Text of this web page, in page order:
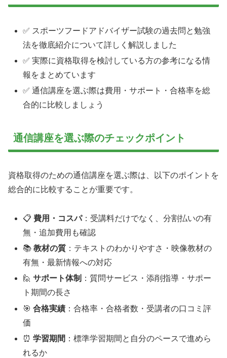
✅ スポーツフードアドバイザー試験の過去問と勉強
法を徹底紹介について詳しく解説しました
✅ 実際に資格取得を検討している方の参考になる情
報をまとめています
✅ 通信講座を選ぶ際は費用・サポート・合格率を総
合的に比較しましょう
通信講座を選ぶ際のチェックポイント
資格取得のための通信講座を選ぶ際は、以下のポイントを
総合的に比較することが重要です。
📋費用・コスパ：受講料だけでなく、分割払いの有
無・追加費用も確認
📚教材の質 ：テキストのわかりやすさ・映像教材の
有無・最新情報への対応
🙋サポート体制 ：質問サービス・添削指導・サポー
ト期間の長さ
🎯合格実績 ：合格率・合格者数・受講者の口コミ評
価
⏰学習期間 ：標準学習期間と自分のペースで進めら
れるか